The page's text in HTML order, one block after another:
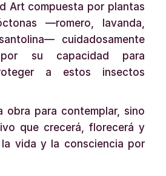
Art compuesta por plantas
—romero, lavanda,
cuidadosamente
por su capacidad para
a estos insectos
obra para contemplar, sino
que crecerá, florecerá y
vida y la consciencia por